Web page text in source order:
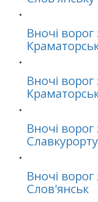
Вночі
Вночі
Вночі
Славкурорту
Вночі
Слов'янськ